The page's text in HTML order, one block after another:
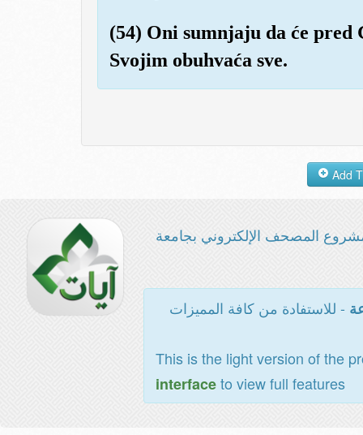
(54) Oni sumnjaju da će pred
Svojim obuhvaća sve.
المصحف الإلكتروني بجامعة
- للاستفادة من كافة المميزات
This is the light version of the
interfaceto view full features